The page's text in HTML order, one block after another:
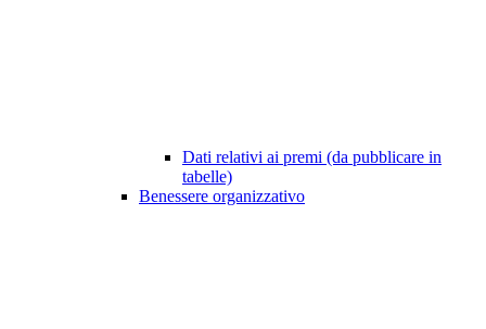
Dati relativi ai premi (da pubblicare in
tabelle)
Benessere organizzativo